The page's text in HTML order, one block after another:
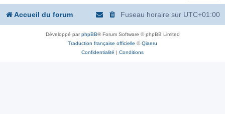
e
Accueil du forum Fuseau horaire sur UTC+01:00
Développé parphpBB® Forum Software © phpBB Limited
Traduction française officielle ©Qiaeru
Confidentialité | Conditions